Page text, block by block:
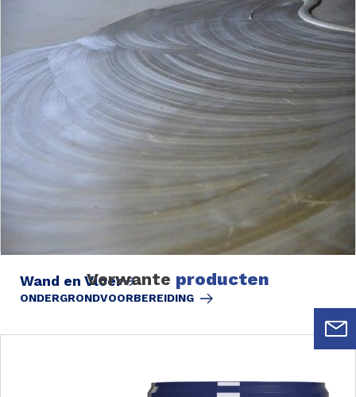
Wand en Vloer
ONDERGRONDVOORBEREIDING
Verwante producten